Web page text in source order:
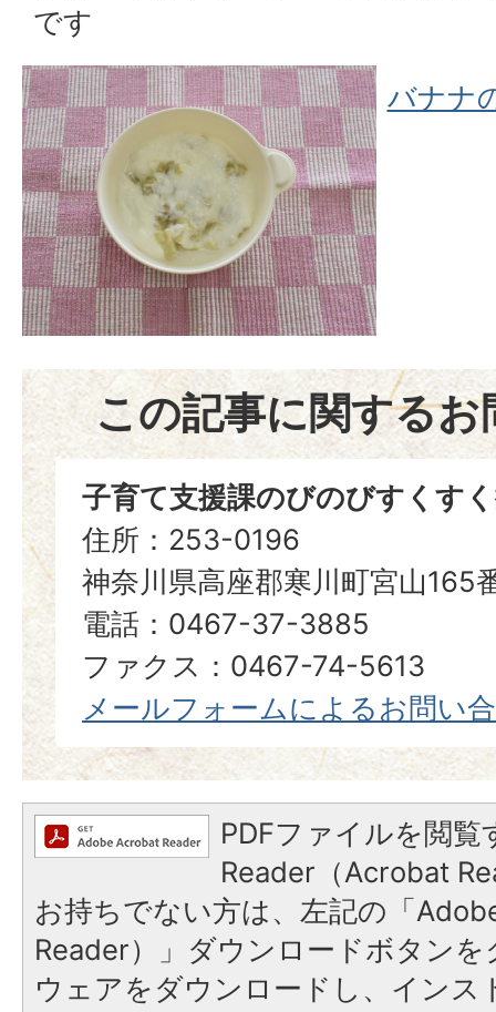
です
バナナ
この記事に関するお
子育て支援課のびのびすくす
住所：253-0196
神奈川県高座郡寒川町宮山165
電話：0467-37-3885
ファクス：0467-74-5613
メールフォームによるお問い
PDFファイルを閲
Reader（Acrobat
お持ちでない方は、左記の「
Reader）」ダウンロードボタン
ウェアをダウンロードし、インス